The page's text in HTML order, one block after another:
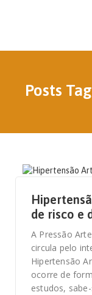
Posts
de risco e
A Pressão
circula pelo
Hipertensão
ocorre de
estudos,